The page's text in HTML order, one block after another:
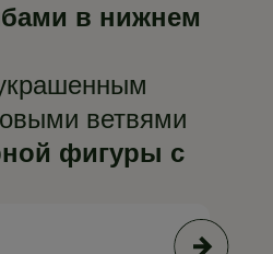
в нижнем
ветвями
фигуры с